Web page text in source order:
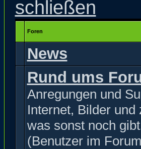
Foren
News
Rund ums
Anregungen und
Internet, Bilder
was sonst noch
(Benutzer im